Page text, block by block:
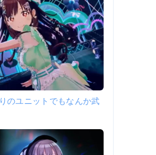
のユニットでもなんか武